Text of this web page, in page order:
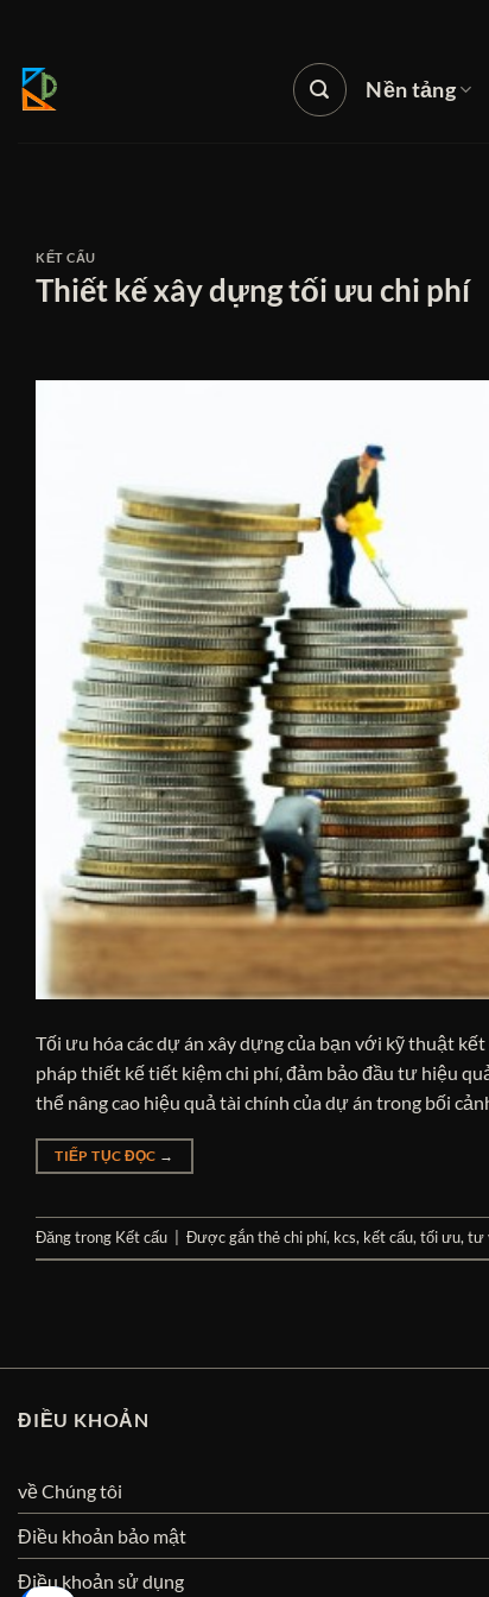
nội
dung
Nền tảng
KẾT CẤU
Thiết kế xây dựng tối ưu chi phí
Tối ưu hóa các dự án xây dựng của bạn với kỹ thuật
pháp thiết kế tiết kiệm chi phí, đảm bảo đầu tư hiệu
thể nâng cao hiệu quả tài chính của dự án trong bối
TIẾP TỤC ĐỌC →
Đăng trong Kết cấu Được gắn thẻchi phí, kcs, kết cấu,tối ưu,tư
ĐIỀU KHOẢN
về Chúng tôi
Điều khoản bảo mật
Điều khoản sử dụng